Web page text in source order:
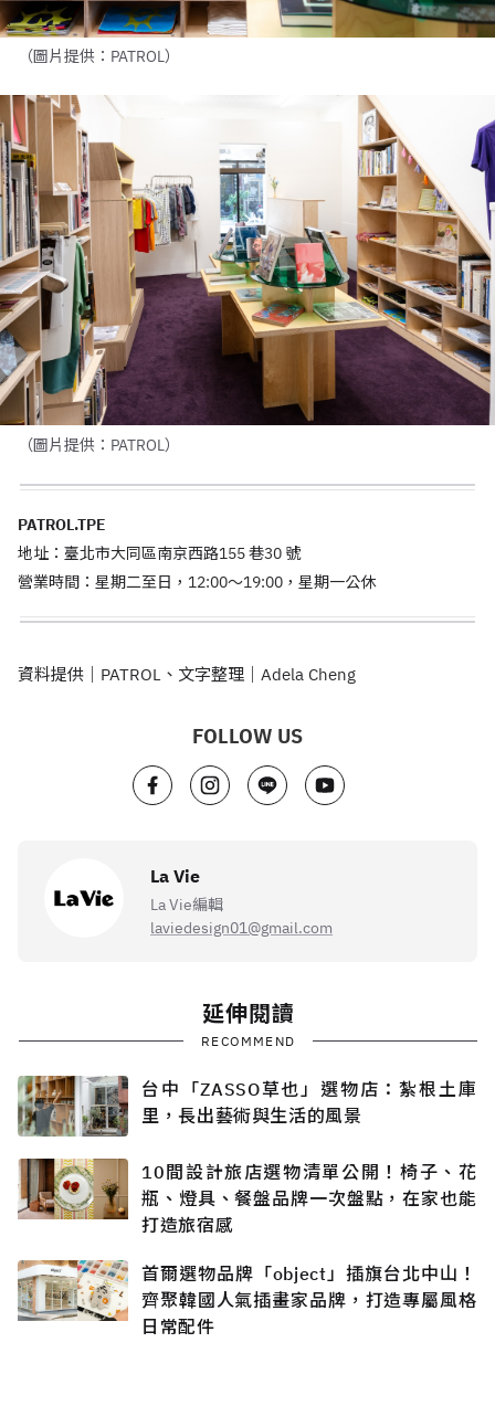
（圖片提供：PATROL）
（圖片提供：PATROL）
PATROL.TPE
地址：臺北市大同區南京西路155 巷30 號
營業時間：星期二至日，12:00～19:00，星期一公休
資料提供｜PATROL、文字整理｜Adela Cheng
FOLLOW US
La Vie
La Vie編輯
laviedesign01@gmail.com
延伸閱讀
RECOMMEND
台中「ZASSO草也」選物店：紮根土庫
里，長出藝術與生活的風景
10間設計旅店選物清單公開！椅子、花
瓶、燈具、餐盤品牌一次盤點，在家也能
打造旅宿感
首爾選物品牌「object」插旗台北中山！
齊聚韓國人氣插畫家品牌，打造專屬風格
日常配件